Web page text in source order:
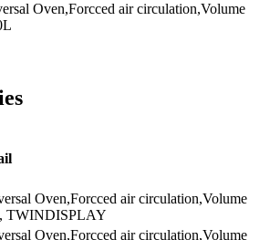
Oven,Forcced air circulation,Volume
Oven,Forcced air circulation,Volume
TWINDISPLAY
Oven,Forcced air circulation,Volume